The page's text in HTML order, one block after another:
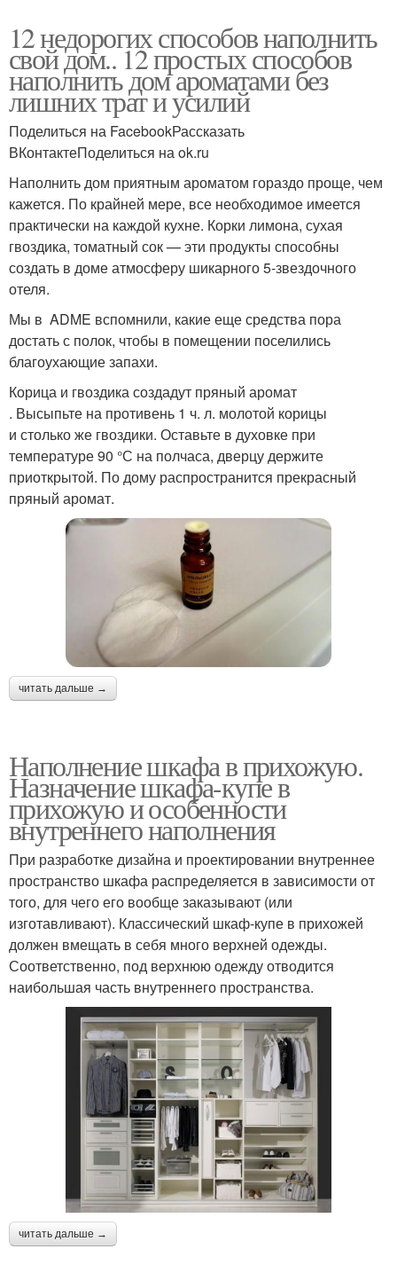
12 недорогих способов наполнить
свой дом.. 12 простых способов
наполнить дом ароматами без
лишних трат и усилий
Поделиться на FacebookРассказать
ВКонтактеПоделиться на ok.ru
Наполнить дом приятным ароматом гораздо проще, чем
кажется. По крайней мере, все необходимое имеется
практически на каждой кухне. Корки лимона, сухая
гвоздика, томатный сок — эти продукты способны
создать в доме атмосферу шикарного 5-звездочного
отеля.
Мы в ADME вспомнили, какие еще средства пора
достать с полок, чтобы в помещении поселились
благоухающие запахи.
Корица и гвоздика создадут пряный аромат
. Высыпьте на противень 1 ч. л. молотой корицы
и столько же гвоздики. Оставьте в духовке при
температуре 90 °С на полчаса, дверцу держите
приоткрытой. По дому распространится прекрасный
пряный аромат.
читать дальше →
Наполнение шкафа в прихожую.
Назначение шкафа-купе в
прихожую и особенности
внутреннего наполнения
При разработке дизайна и проектировании внутреннее
пространство шкафа распределяется в зависимости от
того, для чего его вообще заказывают (или
изготавливают). Классический шкаф-купе в прихожей
должен вмещать в себя много верхней одежды.
Соответственно, под верхнюю одежду отводится
наибольшая часть внутреннего пространства.
читать дальше →